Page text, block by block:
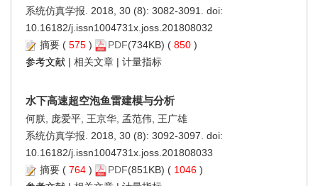
系统仿真学报. 2018, 30 (8): 3082-3091. doi:
10.16182/j.issn1004731x.joss.201808032
摘要 ( 575 ) PDF(734KB) ( 850 )
参考文献 | 相关文章 | 计量指标
水下高速超空泡鱼雷建模与分析
何朕, 庞爱平, 王京华, 孟范伟, 王广雄
系统仿真学报. 2018, 30 (8): 3092-3097. doi:
10.16182/j.issn1004731x.joss.201808033
摘要 ( 764 ) PDF(851KB) ( 1046 )